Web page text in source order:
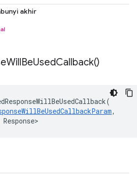
akhir
WillBeUsedCallback()
(
,
Response>